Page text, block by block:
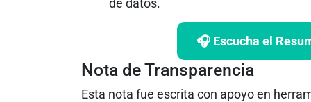
de datos.
🎧 Escucha el
Nota de Transparencia
Esta nota fue escrita con apoyo en